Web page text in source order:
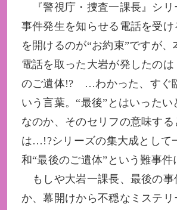
『警視庁・捜査一課長』シリ
事件発生を知らせる電話を受
を開けるのが“お約束”ですが、
電話を取った大岩が発したの
のご遺体!? …わかった、すぐ
いう言葉。“最後”とはいったい
なのか、そのセリフの意味する
は…!?シリーズの集大成として
和“最後のご遺体”という難事件
もしや大岩一課長、最後の事
か、幕開けから不穏なミステリ